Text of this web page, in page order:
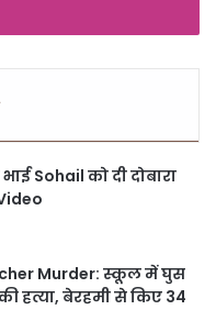
Sohail को दी दोबारा
Murder: स्कूल में घुस
हत्या, बेरहमी से किए 34